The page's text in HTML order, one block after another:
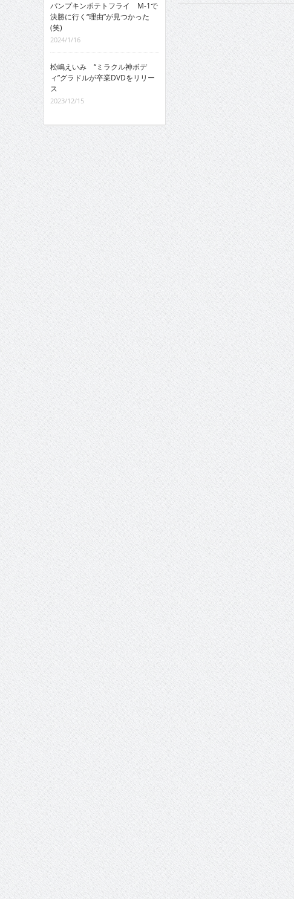
パンプキンポテトフライ M-1で
決勝に行く“理由”が見つかった
(笑)
2024/1/16
松嶋えいみ “ミラクル神ボデ
ィ”グラドルが卒業DVDをリリー
ス
2023/12/15